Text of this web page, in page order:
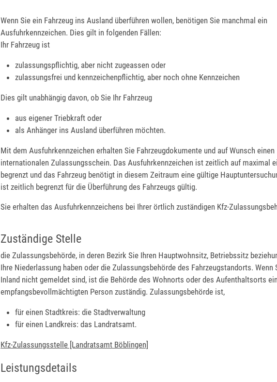
Wenn Sie ein Fahrzeug ins Ausland überführen wollen, benötigen Sie manchmal ein
Ausfuhrkennzeichen. Dies gilt in folgenden Fällen:
Ihr Fahrzeug ist
zulassungspflichtig, aber nicht zugeassen oder
zulassungsfrei und kennzeichenpflichtig, aber noch ohne Kennzeichen
Dies gilt unabhängig davon, ob Sie Ihr Fahrzeug
aus eigener Triebkraft oder
als Anhänger ins Ausland überführen möchten.
Mit dem Ausfuhrkennzeichen erhalten Sie Fahrzeugdokumente und auf Wunsch einen
internationalen Zulassungsschein. Das Ausfuhrkennzeichen ist zeitlich auf maximal
begrenzt und das Fahrzeug benötigt in diesem Zeitraum eine gültige
ist zeitlich begrenzt für die Überführung des Fahrzeugs gültig.
Sie erhalten das Ausfuhrkennzeichens bei Ihrer örtlich zuständigen Kfz-
Zuständige Stelle
die Zulassungsbehörde, in deren Bezirk Sie Ihren Hauptwohnsitz, Betriebssitz
Ihre Niederlassung haben oder die Zulassungsbehörde des Fahrzeugstandorts. Wenn
Inland nicht gemeldet sind, ist die Behörde des Wohnorts oder des Aufenthaltsorts
empfangsbevollmächtigten Person zuständig. Zulassungsbehörde ist,
für einen Stadtkreis: die Stadtverwaltung
für einen Landkreis: das Landratsamt.
Kfz-Zulassungsstelle [Landratsamt Böblingen]
Leistungsdetails